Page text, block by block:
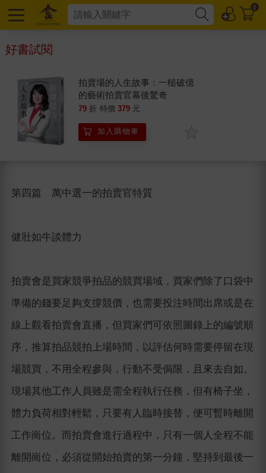
0
好書試閱
拍賣場的人生故事：一槌破億
的藝術拍賣官幕後驚奇
79 折 特價 379 元
加入購物車
第四篇 萬中選一的拍賣官特質
健壯如牛談體力
拍賣會是買家競爭拍品的競買場域，買家們除了口袋中
準備的錢要足夠支撐競價，也需要投注時間出席或是在
線上觀看拍賣會直播，但買家們可依照圖錄上的編號順
序，推算拍品競拍上場時間，以評估何時需要停留在現
場競買，不用全程參與，行動不受侷限，且來去自如。
現場其他工作人員雖是需全程執行任務，但有椅子坐，
體力負荷相對輕鬆，只要有人臨時接替，便可暫時離開
工作崗位。而拍賣會進行過程中，只有一個人全程不能
離開崗位，必須從開始拍賣的第一分鐘，堅持到最後一